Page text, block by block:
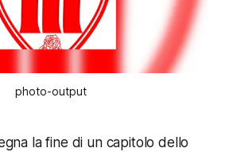
photo-output
la fine di un capitolo dello